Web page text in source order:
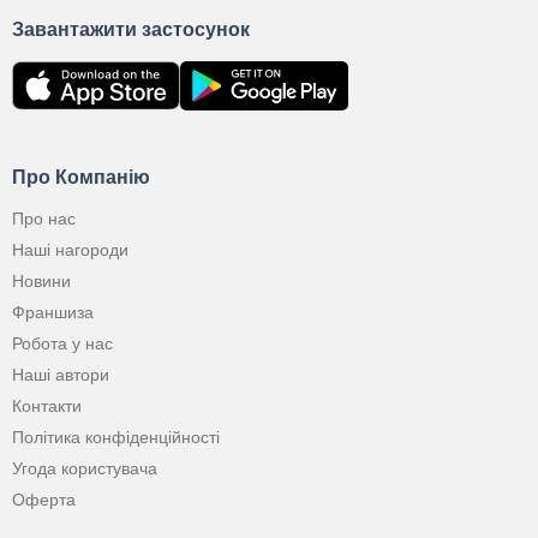
Про Компанію
Про нас
Наші нагороди
Новини
Франшиза
Робота у нас
Наші автори
Контакти
Політика конфіденційності
Угода користувача
Оферта
Завантажити застосунок